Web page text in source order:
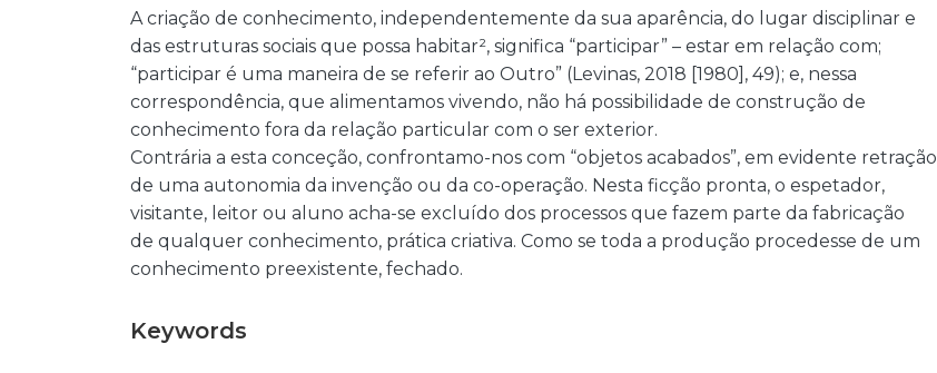
A criação de conhecimento, independentemente da sua aparência, do lugar disciplinar e
das estruturas sociais que possa habitar², significa “participar” – estar em relação com;
“participar é uma maneira de se referir ao Outro” (Levinas, 2018 [1980], 49); e, nessa
correspondência, que alimentamos vivendo, não há possibilidade de construção de
conhecimento fora da relação particular com o ser exterior.
Contrária a esta conceção, confrontamo-nos com “objetos acabados”, em evidente retração
de uma autonomia da invenção ou da co-operação. Nesta ficção pronta, o espetador,
visitante, leitor ou aluno acha-se excluído dos processos que fazem parte da fabricação
de qualquer conhecimento, prática criativa. Como se toda a produção procedesse de um
conhecimento preexistente, fechado.
Keywords